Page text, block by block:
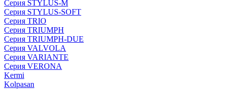
Серия STYLUS-M
Серия STYLUS-SOFT
Серия TRIO
Серия TRIUMPH
Серия TRIUMPH-DUE
Серия VALVOLA
Серия VARIANTE
Серия VERONA
Kermi
Kolpasan